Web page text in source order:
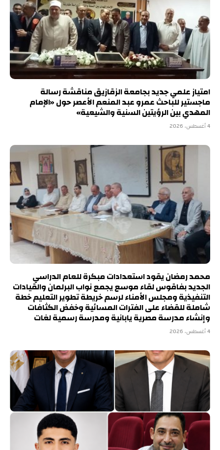
امتياز علمي جديد بجامعة الزقازيق مناقشة رسالة
ماجستير للباحث عمرو عبد المنعم الأعصر حول «الإمام
المهدي بين الرؤيتين السنية والشيعية»
4 أغسطس، 2026
محمد رمضان يقود استعدادات مبكرة للعام الدراسي
الجديد بفاقوس لقاء موسع يجمع نواب البرلمان والقيادات
التنفيذية ومجلس الأمناء لرسم خريطة تطوير التعليم خطة
شاملة للقضاء على الفترات المسائية وخفض الكثافات
وإنشاء مدرسة مصرية يابانية ومدرسة رسمية لغات
4 أغسطس، 2026